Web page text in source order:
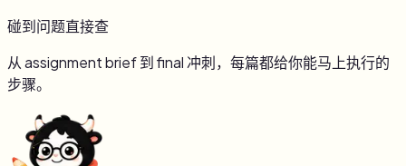
碰到问题直接查
从 assignment brief 到 final 冲刺，每篇都给你能马上执行的
步骤。